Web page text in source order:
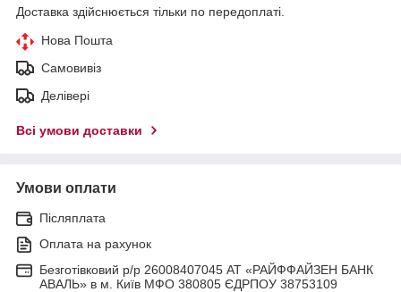
Доставка здійснюється тільки по передоплаті.
Нова Пошта
Самовивіз
Делівері
Всі умови доставки
Умови оплати
Післяплата
Оплата на рахунок
Безготівковий р/р 26008407045 АТ «РАЙФФАЙЗЕН БАНК
АВАЛЬ» в м. Київ МФО 380805 ЄДРПОУ 38753109